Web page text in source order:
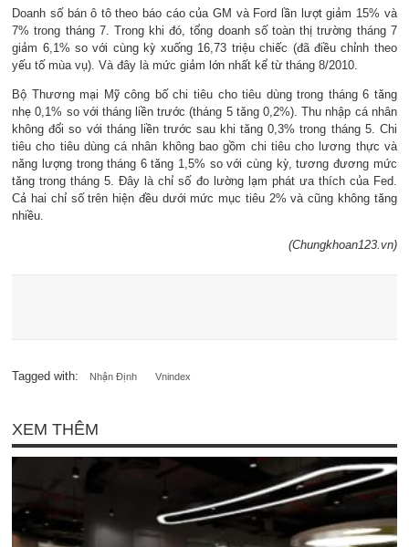
Doanh số bán ô tô theo báo cáo của GM và Ford lần lượt giảm 15% và
7% trong tháng 7. Trong khi đó, tổng doanh số toàn thị trường tháng 7
giảm 6,1% so với cùng kỳ xuống 16,73 triệu chiếc (đã điều chỉnh theo
yếu tố mùa vụ). Và đây là mức giảm lớn nhất kể từ tháng 8/2010.
Bộ Thương mại Mỹ công bố chi tiêu cho tiêu dùng trong tháng 6 tăng
nhẹ 0,1% so với tháng liền trước (tháng 5 tăng 0,2%). Thu nhập cá nhân
không đổi so với tháng liền trước sau khi tăng 0,3% trong tháng 5. Chi
tiêu cho tiêu dùng cá nhân không bao gồm chi tiêu cho lương thực và
năng lượng trong tháng 6 tăng 1,5% so với cùng kỳ, tương đương mức
tăng trong tháng 5. Đây là chỉ số đo lường lạm phát ưa thích của Fed.
Cả hai chỉ số trên hiện đều dưới mức mục tiêu 2% và cũng không tăng
nhiều.
(Chungkhoan123.vn)
Tagged with: Nhận Định Vnindex
XEM THÊM